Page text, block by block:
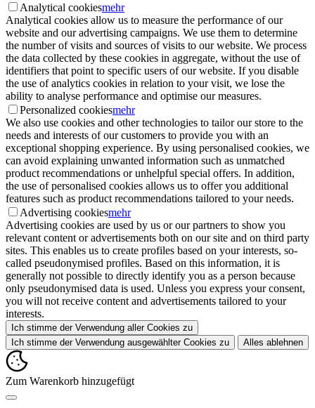
Analytical cookiesmehr
Analytical cookies allow us to measure the performance of our
website and our advertising campaigns. We use them to determine
the number of visits and sources of visits to our website. We process
the data collected by these cookies in aggregate, without the use of
identifiers that point to specific users of our website. If you disable
the use of analytics cookies in relation to your visit, we lose the
ability to analyse performance and optimise our measures.
Personalized cookiesmehr
We also use cookies and other technologies to tailor our store to the
needs and interests of our customers to provide you with an
exceptional shopping experience. By using personalised cookies, we
can avoid explaining unwanted information such as unmatched
product recommendations or unhelpful special offers. In addition,
the use of personalised cookies allows us to offer you additional
features such as product recommendations tailored to your needs.
Advertising cookiesmehr
Advertising cookies are used by us or our partners to show you
relevant content or advertisements both on our site and on third party
sites. This enables us to create profiles based on your interests, so-
called pseudonymised profiles. Based on this information, it is
generally not possible to directly identify you as a person because
only pseudonymised data is used. Unless you express your consent,
you will not receive content and advertisements tailored to your
interests.
Ich stimme der Verwendung aller Cookies zu
Ich stimme der Verwendung ausgewählter Cookies zu
Alles ablehnen
Zum Warenkorb hinzugefügt